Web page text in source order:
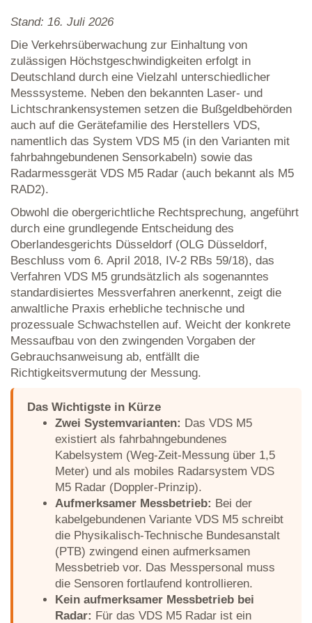
Stand: 16. Juli 2026
Die Verkehrsüberwachung zur Einhaltung von
zulässigen Höchstgeschwindigkeiten erfolgt in
Deutschland durch eine Vielzahl unterschiedlicher
Messsysteme. Neben den bekannten Laser- und
Lichtschrankensystemen setzen die Bußgeldbehörden
auch auf die Gerätefamilie des Herstellers VDS,
namentlich das System VDS M5 (in den Varianten mit
fahrbahngebundenen Sensorkabeln) sowie das
Radarmessgerät VDS M5 Radar (auch bekannt als M5
RAD2).
Obwohl die obergerichtliche Rechtsprechung, angeführt
durch eine grundlegende Entscheidung des
Oberlandesgerichts Düsseldorf (OLG Düsseldorf,
Beschluss vom 6. April 2018, IV-2 RBs 59/18), das
Verfahren VDS M5 grundsätzlich als sogenanntes
standardisiertes Messverfahren anerkennt, zeigt die
anwaltliche Praxis erhebliche technische und
prozessuale Schwachstellen auf. Weicht der konkrete
Messaufbau von den zwingenden Vorgaben der
Gebrauchsanweisung ab, entfällt die
Richtigkeitsvermutung der Messung.
Das Wichtigste in Kürze
Zwei Systemvarianten: Das VDS M5
existiert als fahrbahngebundenes
Kabelsystem (Weg-Zeit-Messung über 1,5
Meter) und als mobiles Radarsystem VDS
M5 Radar (Doppler-Prinzip).
Aufmerksamer Messbetrieb: Bei der
kabelgebundenen Variante VDS M5 schreibt
die Physikalisch-Technische Bundesanstalt
(PTB) zwingend einen aufmerksamen
Messbetrieb vor. Das Messpersonal muss
die Sensoren fortlaufend kontrollieren.
Kein aufmerksamer Messbetrieb bei
Radar: Für das VDS M5 Radar ist ein